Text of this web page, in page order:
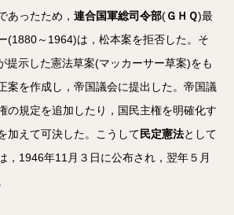
あったため， 連合国軍総司令部(ＧＨＱ)最
(1880～1964)は，松本案を拒否した。そ
提示した憲法草案(マッカーサー草案)をも
案を作成し，帝国議会に提出した。帝国議
の規定を追加したり，国民主権を明確化す
加えて可決した。こうして民定憲法として
，1946年11月３日に公布され，翌年５月